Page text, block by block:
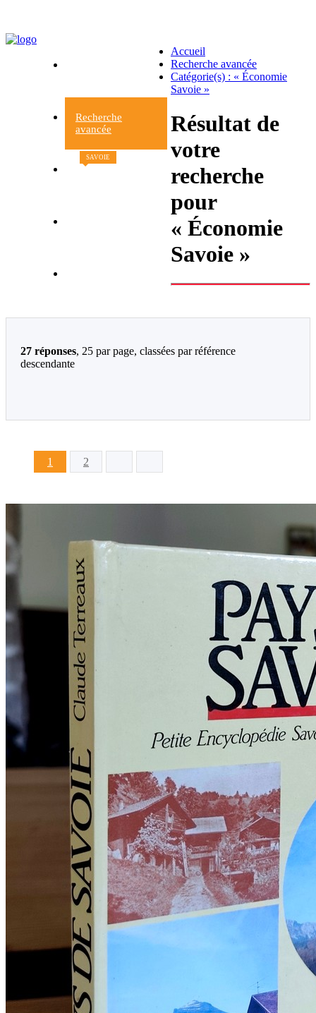
Recherche
avancée
Nouveaux
SAVOIE
Accueil
Recherche avancée
Catégorie(s) : « Économie
Savoie »
Résultat de
votre
recherche
pour
« Économie
Savoie »
27 réponses, 25 par page, classées par référence
descendante
1 2